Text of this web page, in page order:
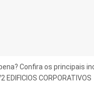
Confira os principais
CORPORATIVOS